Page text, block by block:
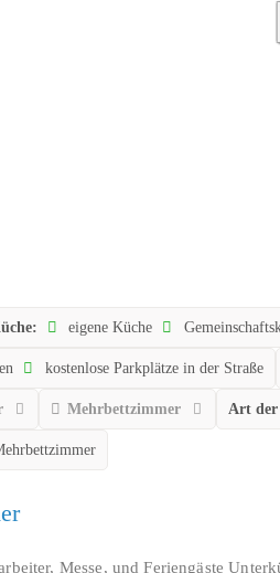
eigene Küche
kostenlose Parkplätze in der Straße
Mehrbettzimmer Art
Messe, und Feriengäste